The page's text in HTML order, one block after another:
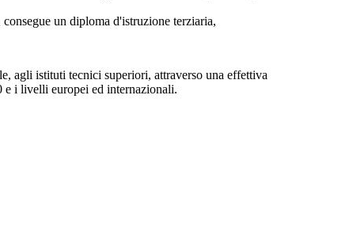
un diploma d'istruzione terziaria,
agli istituti tecnici superiori, attraverso una effettiva
e i livelli europei ed internazionali.